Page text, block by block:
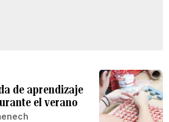
de aprendizaje
el verano